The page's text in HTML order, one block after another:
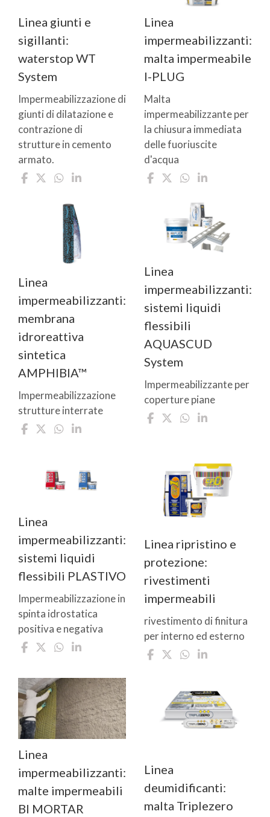
Linea giunti e
sigillanti:
waterstop WT
System
Impermeabilizzazione di
giunti di dilatazione e
contrazione di
strutture in cemento
armato.
Linea
impermeabilizzanti:
malta impermeabile
I-PLUG
Malta
impermeabilizzante per
la chiusura immediata
delle fuoriuscite
d'acqua
Linea
impermeabilizzanti:
membrana
idroreattiva
sintetica
AMPHIBIA™
Impermeabilizzazione
strutture interrate
Linea
impermeabilizzanti:
sistemi liquidi
flessibili
AQUASCUD
System
Impermeabilizzante per
coperture piane
Linea
impermeabilizzanti:
sistemi liquidi
flessibili PLASTIVO
Impermeabilizzazione in
spinta idrostatica
positiva e negativa
Linea ripristino e
protezione:
rivestimenti
impermeabili
rivestimento di finitura
per interno ed esterno
Linea
impermeabilizzanti:
malte impermeabili
BI MORTAR
Linea
deumidificanti:
malta Triplezero